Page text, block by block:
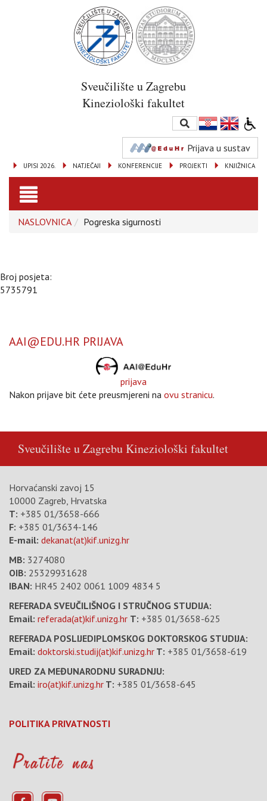
Sveučilište u Zagrebu
Kineziološki fakultet
Prijava u sustav
KNJIŽNICA
PROJEKTI
KONFERENCIJE
NATJEČAJI
UPISI 2026.
Toggle
navigation
NASLOVNICA Pogreska sigurnosti
Broj posjeta:
5735791
AAI@EDU.HR PRIJAVA
prijava
Nakon prijave bit ćete preusmjereni na ovu stranicu.
Sveučilište u ZagrebuKineziološki fakultet
Horvaćanski zavoj 15
10000 Zagreb, Hrvatska
T: +385 01/3658-666
F: +385 01/3634-146
E-mail: dekanat(at)kif.unizg.hr
MB: 3274080
OIB: 25329931628
IBAN: HR45 2402 0061 1009 4834 5
REFERADA SVEUČILIŠNOG I STRUČNOG STUDIJA:
Email: referada(at)kif.unizg.hr T: +385 01/3658-625
REFERADA POSLIJEDIPLOMSKOG DOKTORSKOG STUDIJA:
Email: doktorski.studij(at)kif.unizg.hr T: +385 01/3658-619
URED ZA MEĐUNARODNU SURADNJU:
Email: iro(at)kif.unizg.hr T: +385 01/3658-645
POLITIKA PRIVATNOSTI